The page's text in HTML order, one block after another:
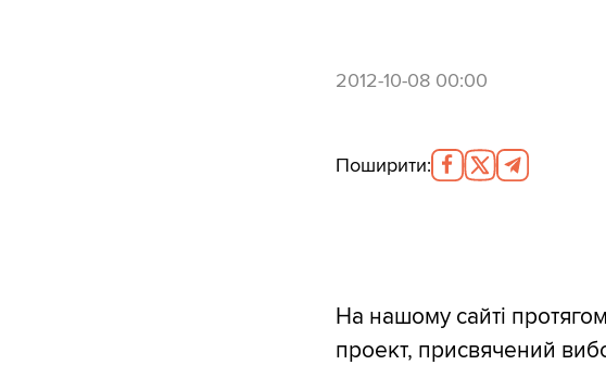
2012-10-08 00:00
Поширити:
На нашому сайті
проект, присвячений